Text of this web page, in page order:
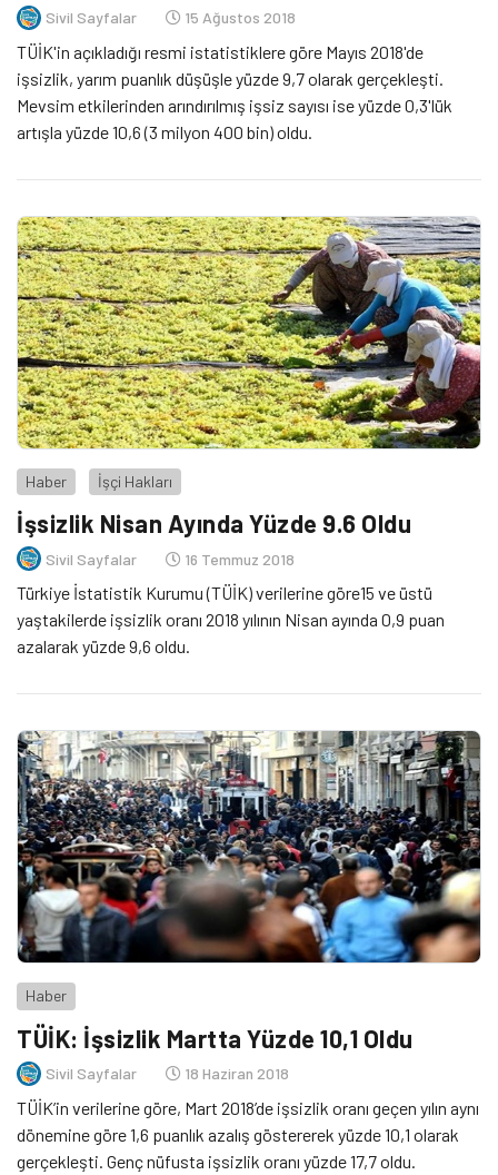
Sivil Sayfalar 15 Ağustos 2018
TÜİK'in açıkladığı resmi istatistiklere göre Mayıs 2018'de
işsizlik, yarım puanlık düşüşle yüzde 9,7 olarak gerçekleşti.
Mevsim etkilerinden arındırılmış işsiz sayısı ise yüzde 0,3'lük
artışla yüzde 10,6 (3 milyon 400 bin) oldu.
Haber İşçi Hakları
İşsizlik Nisan Ayında Yüzde 9.6 Oldu
Sivil Sayfalar 16 Temmuz 2018
Türkiye İstatistik Kurumu (TÜİK) verilerine göre15 ve üstü
yaştakilerde işsizlik oranı 2018 yılının Nisan ayında 0,9 puan
azalarak yüzde 9,6 oldu.
Haber
TÜİK: İşsizlik Martta Yüzde 10,1 Oldu
Sivil Sayfalar 18 Haziran 2018
TÜİK’in verilerine göre, Mart 2018’de işsizlik oranı geçen yılın aynı
dönemine göre 1,6 puanlık azalış göstererek yüzde 10,1 olarak
gerçekleşti. Genç nüfusta işsizlik oranı yüzde 17,7 oldu.